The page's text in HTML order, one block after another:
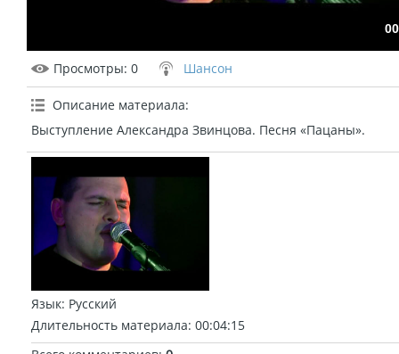
Просмотры: 0 Шансон
Описание материала:
Выступление Александра Звинцова. Песня «Пацаны».
Язык: Русский
Длительность материала: 00:04:15